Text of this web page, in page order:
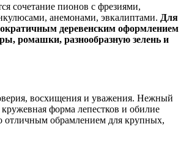
сочетание пионов с фрезиями,
анемонами, эвкалиптами. Для
деревенским оформлением
ромашки, разнообразную зелень и
восхищения и уважения. Нежный
кружевная форма лепестков и обилие
отличным обрамлением для крупных,